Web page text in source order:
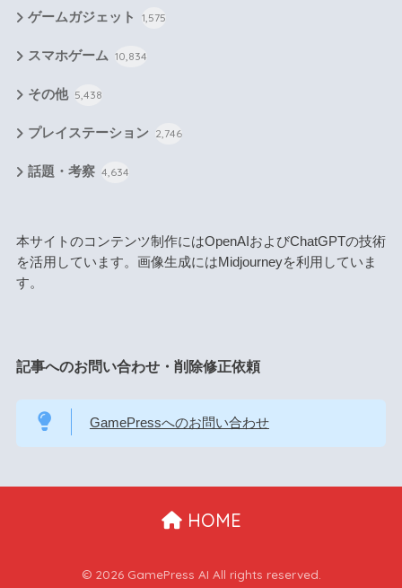
ゲームガジェット 1,575
スマホゲーム 10,834
その他 5,438
プレイステーション 2,746
話題・考察 4,634
本サイトのコンテンツ制作にはOpenAIおよびChatGPTの技術
を活用しています。画像生成にはMidjourneyを利用していま
す。
記事へのお問い合わせ・削除修正依頼
GamePressへのお問い合わせ
HOME
© 2026 GamePress AI All rights reserved.